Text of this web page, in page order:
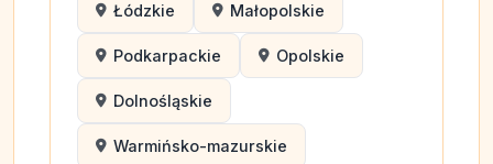
Łódzkie Małopolskie
Podkarpackie Opolskie
Dolnośląskie
Warmińsko-mazurskie